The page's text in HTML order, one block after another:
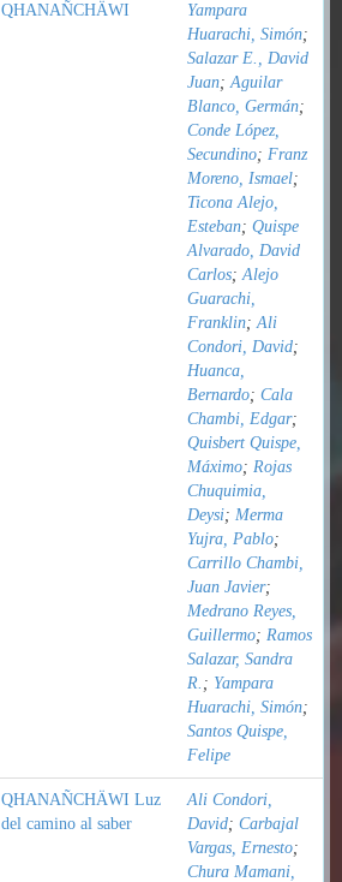
QHANAÑCHÄWI
Yampara
Huarachi, Simón;
Salazar E., David
Juan;Aguilar
Blanco, Germán;
Conde López,
Secundino; Franz
Moreno, Ismael;
Ticona Alejo,
Esteban; Quispe
Alvarado, David
Carlos;Alejo
Guarachi,
Franklin;Ali
Condori, David;
Huanca,
Bernardo; Cala
Chambi, Edgar;
Quisbert Quispe,
Máximo; Rojas
Chuquimia,
Deysi; Merma
Yujra, Pablo;
Carrillo Chambi,
Juan Javier;
Medrano Reyes,
Guillermo; Ramos
Salazar, Sandra
R. ; Yampara
Huarachi, Simón;
Santos Quispe,
Felipe
QHANAÑCHÄWI Luz
del camino al saber
Ali Condori,
David; Carbajal
Vargas, Ernesto;
Chura Mamani,